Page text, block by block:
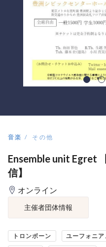
音楽 その他
Ensemble unit Egret
信】
オンライン
主催者団体情報
トロンボーン ユーフォニア